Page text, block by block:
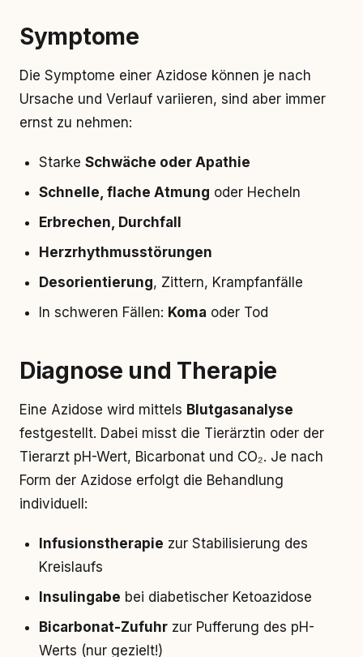
Symptome
Die Symptome einer Azidose können je nach
Ursache und Verlauf variieren, sind aber immer
ernst zu nehmen:
Starke Schwäche oder Apathie
Schnelle, flache Atmung oder Hecheln
Erbrechen, Durchfall
Herzrhythmusstörungen
Desorientierung, Zittern, Krampfanfälle
In schweren Fällen: Koma oder Tod
Diagnose und Therapie
Eine Azidose wird mittels Blutgasanalyse
festgestellt. Dabei misst die Tierärztin oder der
Tierarzt pH-Wert, Bicarbonat und CO₂. Je nach
Form der Azidose erfolgt die Behandlung
individuell:
Infusionstherapie zur Stabilisierung des
Kreislaufs
Insulingabe bei diabetischer Ketoazidose
Bicarbonat-Zufuhr zur Pufferung des pH-
Werts (nur gezielt!)